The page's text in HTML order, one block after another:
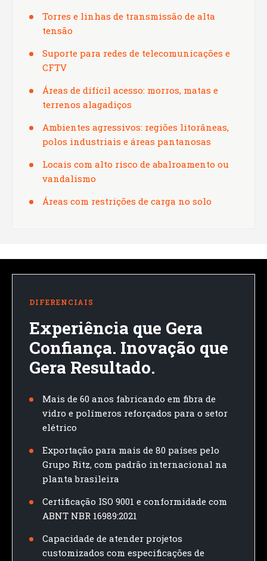
Torres e linhas de transmissão de alta
tensão
Suporte para redes de telecomunicações e
CFTV
Áreas de difícil acesso: morros, matas e
terrenos alagadiços
Ambientes agressivos: regiões litorâneas,
polos industriais e áreas pantanosas
Locais com alto risco de abalroamento ou
vandalismo
Áreas com restrições de carga no solo
DIFERENCIAIS
Experiência que Gera
Confiança. Inovação que
Gera Resultado.
Mais de 60 anos fabricando em fibra de
vidro e polímeros reforçados para o setor
elétrico
Exportação para mais de 80 países pelo
Grupo Ritz, com padrão internacional na
planta brasileira
Certificação ISO 9001 e conformidade com
ABNT NBR 16989:2021
Capacidade de atender projetos
customizados com especificações de